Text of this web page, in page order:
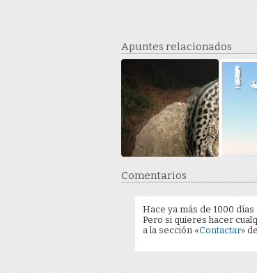
Apuntes relacionados
Comentarios
Hace ya más de 1000
Pero si quieres hacer
a la sección «Contactar»